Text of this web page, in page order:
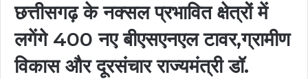
छत्तीसगढ़ के नक्सल प्रभावित क्षेत्रों में
लगेंगे 400 नए बीएसएनएल टावर,ग्रामीण
विकास और दूरसंचार राज्यमंत्री डॉ.